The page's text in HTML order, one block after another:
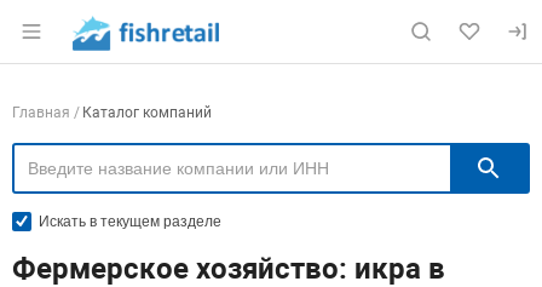
Раздел навигации по сайту fishretail.ru
Навигация по компаниям
Главная Каталог компаний
Искать в текущем разделе
Фермерское хозяйство: икра в